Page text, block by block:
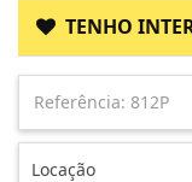
TENHO
Locação